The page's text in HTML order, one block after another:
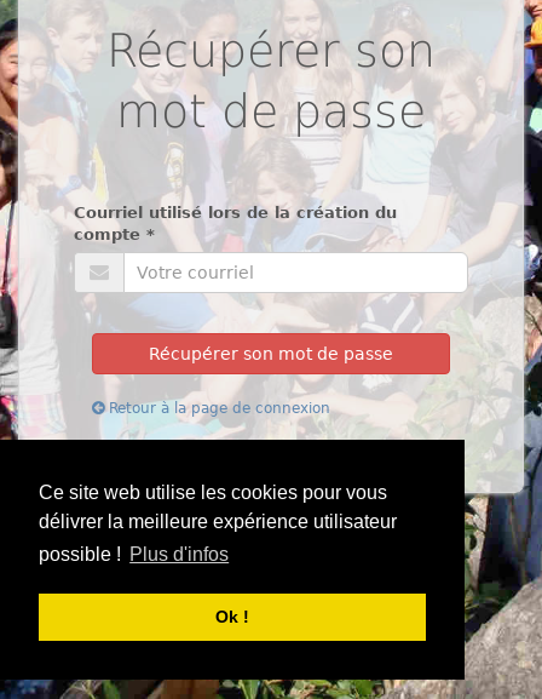
Ce site web utilise les cookies pour vous
délivrer la meilleure expérience utilisateur
possible ! Plus d'infos
Ok !
Récupérer son
mot de passe
Courriel utilisé lors de la création du
compte *
Récupérer son mot de passe
Retour à la page de connexion